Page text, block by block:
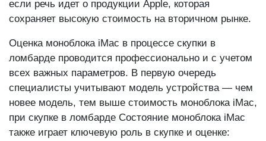
если речь идет о продукции Apple, которая
сохраняет высокую стоимость на вторичном рынке.
Оценка моноблока iMac в процессе скупки в
ломбарде проводится профессионально и с учетом
всех важных параметров. В первую очередь
специалисты учитывают модель устройства — чем
новее модель, тем выше стоимость моноблока iMac,
при скупке в ломбарде Состояние моноблока iMac
также играет ключевую роль в скупке и оценке: